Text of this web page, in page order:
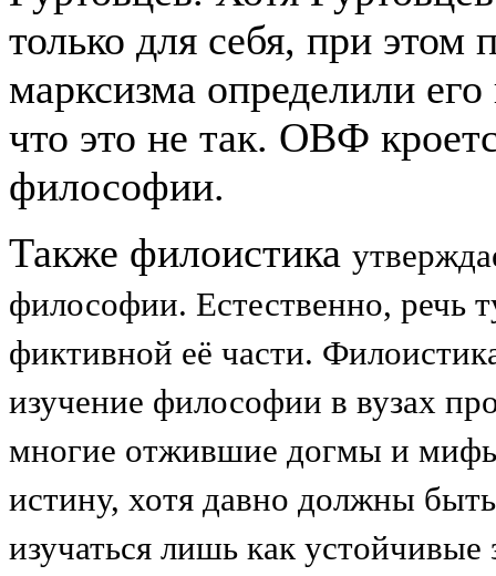
только для себя, при этом
марксизма определили
что это не так. ОВФ
философии.
Также филоистика
философии. Естественно, речь
фиктивной её части.
изучение философии в вузах
многие отжившие догмы и
истину, хотя давно должны
изучаться лишь как